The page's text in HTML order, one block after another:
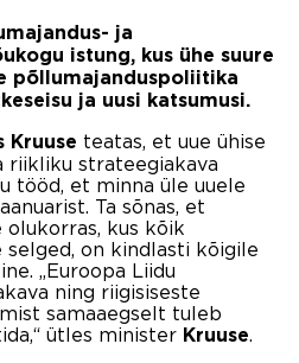
ja
istung, kus ühe suure
põllumajanduspoliitika
ja uusi katsumusi.
Kruuse teatas, et uue ühise
riikliku strateegiakava
tööd, et minna üle uuele
Ta sõnas, et
kus kõik
on kindlasti kõigile
„Euroopa Liidu
ning riigisiseste
samaaegselt tuleb
ütles minister Kruuse.